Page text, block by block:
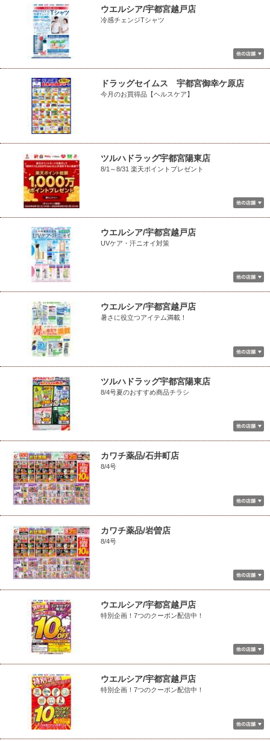
ウエルシア/宇都宮越戸店
冷感チェンジTシャツ
ドラッグセイムス 宇都宮御幸ケ原店
今月のお買得品【ヘルスケア】
ツルハドラッグ宇都宮陽東店
8/1～8/31 楽天ポイントプレゼント
ウエルシア/宇都宮越戸店
UVケア・汗ニオイ対策
ウエルシア/宇都宮越戸店
暑さに役立つアイテム満載！
ツルハドラッグ宇都宮陽東店
8/4号夏のおすすめ商品チラシ
カワチ薬品/石井町店
8/4号
カワチ薬品/岩曽店
8/4号
ウエルシア/宇都宮越戸店
特別企画！7つのクーポン配信中！
ウエルシア/宇都宮越戸店
特別企画！7つのクーポン配信中！